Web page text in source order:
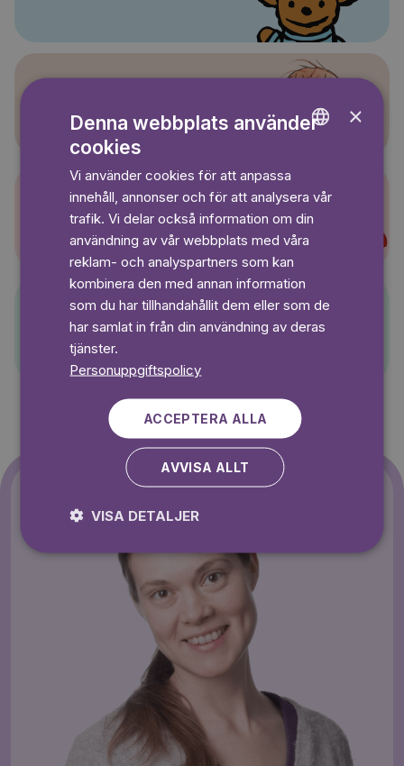
Super-Charlie
Pelle Svanslös
×
Denna webbplats använder
cookies
Vi använder cookies för att anpassa
innehåll, annonser och för att analysera vår
trafik. Vi delar också information om din
användning av vår webbplats med våra
reklam- och analyspartners som kan
kombinera den med annan information
som du har tillhandahållit dem eller som de
har samlat in från din användning av deras
tjänster.
Personuppgiftspolicy
ACCEPTERA ALLA
AVVISA ALLT
VISA DETALJER